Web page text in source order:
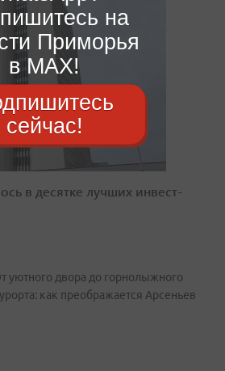
в десятке лучших инвест-
уютного двора до горнолыжного
как преображается Арсеньев
на
Приморья
в MAX!
сейчас!